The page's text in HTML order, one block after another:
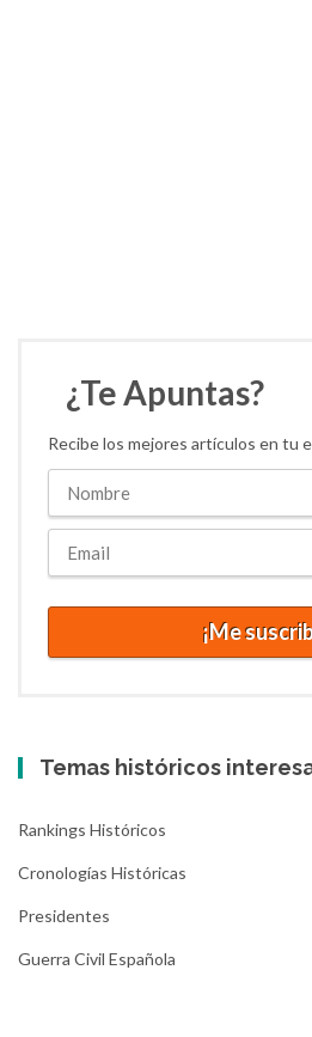
¿Te Apuntas?
Recibe los mejores artículos en tu
Temas históricos
Rankings Históricos
Cronologías Históricas
Presidentes
Guerra Civil Española